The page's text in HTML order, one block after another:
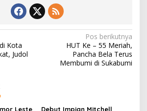
Kota
Judol
Pos berikutnya
HUT Ke – 55 Meriah,
Pancha Bela Terus
Membumi di Sukabumi
Leste Debut Impian Mitchell